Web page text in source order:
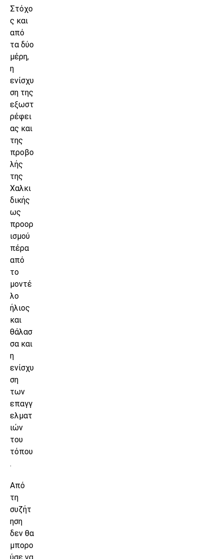
Στόχο
ς και
από
τα δύο
μέρη,
η
ενίσχυ
ση της
εξωστ
ρέφει
ας και
της
προβο
λής
της
Χαλκι
δικής
ως
προορ
ισμού
πέρα
από
το
μοντέ
λο
ήλιος
και
θάλασ
σα και
η
ενίσχυ
ση
των
επαγγ
ελματ
ιών
του
τόπου
.
Από
τη
συζήτ
ηση
δεν θα
μπορο